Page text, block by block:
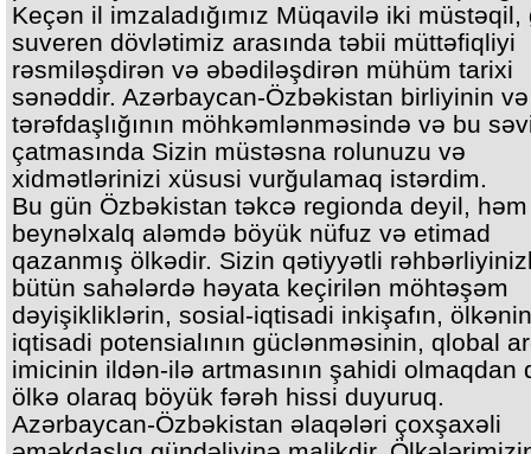
Keçən il imzaladığımız Müqavilə iki müstəqil,
suveren dövlətimiz arasında təbii müttəfiqliyi
rəsmiləşdirən və əbədiləşdirən mühüm tarixi
sənəddir. Azərbaycan-Özbəkistan birliyinin və
tərəfdaşlığının möhkəmlənməsində və bu
çatmasında Sizin müstəsna rolunuzu və
xidmətlərinizi xüsusi vurğulamaq istərdim.
Bu gün Özbəkistan təkcə regionda deyil,
beynəlxalq aləmdə böyük nüfuz və etimad
qazanmış ölkədir. Sizin qətiyyətli
bütün sahələrdə həyata keçirilən möhtəşəm
dəyişikliklərin, sosial-iqtisadi inkişafın, ölkənin
iqtisadi potensialının güclənməsinin, qlobal
imicinin ildən-ilə artmasının şahidi olmaqdan
ölkə olaraq böyük fərəh hissi duyuruq.
Azərbaycan-Özbəkistan əlaqələri çoxşaxəli